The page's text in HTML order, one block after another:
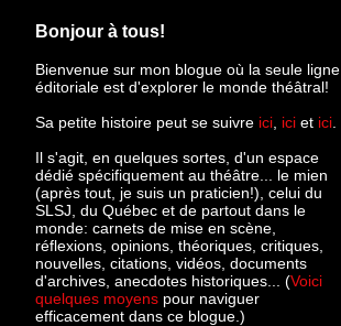
Bonjour à tous!
Bienvenue sur mon blogue où la seule ligne
éditoriale est d'explorer le monde théâtral!
Sa petite histoire peut se suivre ici ici et ici
Il s'agit, en quelques sortes, d'un espace
dédié spécifiquement au théâtre... le mien
(après tout, je suis un praticien!), celui du
SLSJ, du Québec et de partout dans le
monde: carnets de mise en scène,
réflexions, opinions, théoriques, critiques,
nouvelles, citations, vidéos, documents
d'archives, anecdotes historiques... (Voici
quelques moyens pour naviguer
efficacement dans ce blogue.)